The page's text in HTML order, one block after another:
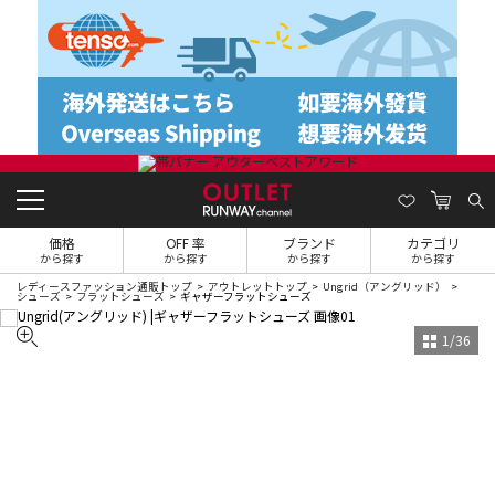
価格
から探す
OFF 率
から探す
ブランド
から探す
カテゴリ
から探す
レディースファッション通販トップ アウトレットトップ Ungrid（アングリッド）
シューズ フラットシューズ ギャザーフラットシューズ
1 /36